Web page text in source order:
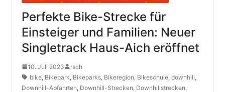
Perfekte Bike-Strecke für
Einsteiger und Familien: Neuer
Singletrack Haus-Aich eröffnet
10. Juli 2023
rsch
bike, Bikepark, Bikeparks, Bikeregion, Bikeschule, downhill,
Downhill-Abfahrten, Downhill-Strecken, Downhillstrecken,